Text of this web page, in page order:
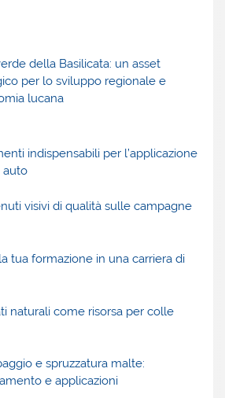
della Basilicata: un asset
per lo sviluppo regionale e
lucana
indispensabili per l’applicazione
auto
visivi di qualità sulle campagne
tua formazione in una carriera di
naturali come risorsa per colle
e spruzzatura malte:
e applicazioni